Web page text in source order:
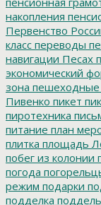
накопления
Первенство
класс переводы
навигации Песах
экономический
зона
Пивенко пикет
пиротехника
питание план
плитка площадь
побег из колонии
погода
режим подарки
подделка